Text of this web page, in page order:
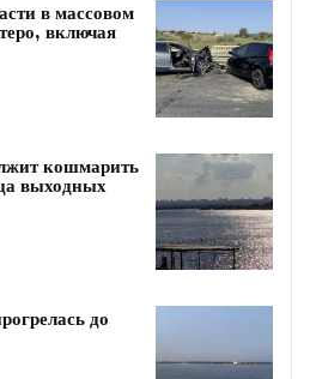
в массовом
включая
кошмарить
выходных
до